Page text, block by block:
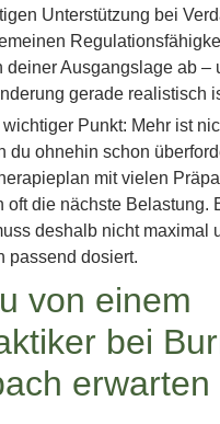
Unterstützung bei
deiner Ausgangslage ab –
gerade realistisch
Punkt: Mehr ist
du ohnehin schon
mit vielen
oft die nächste Belastung.
deshalb nicht maximal
passend dosiert.
von einem
bei